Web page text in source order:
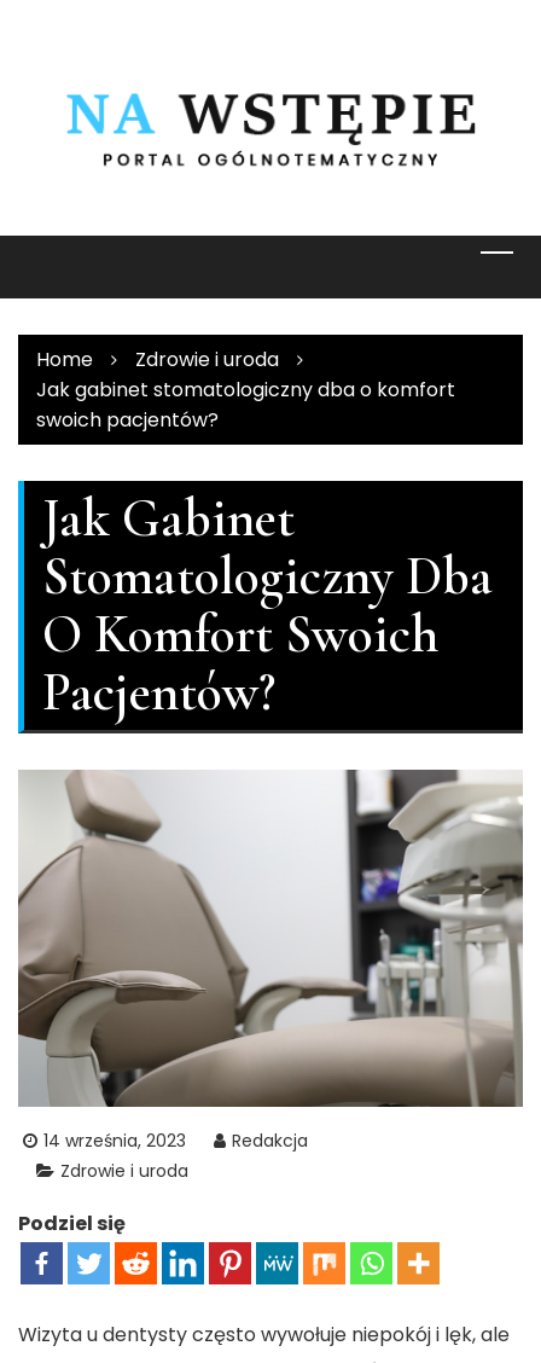
Home
Zdrowie i uroda
Jak gabinet stomatologiczny dba o komfort
swoich pacjentów?
Jak Gabinet
Stomatologiczny Dba
O Komfort Swoich
Pacjentów?
14 września, 2023
Redakcja
Zdrowie i uroda
Podziel się
Wizyta u dentysty często wywołuje niepokój i lęk, ale